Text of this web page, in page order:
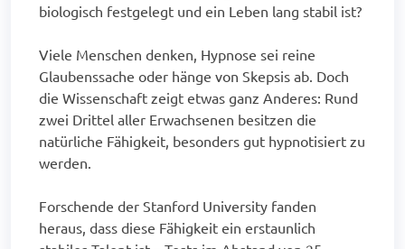
biologisch festgelegt und ein Leben lang stabil ist?
Viele Menschen denken, Hypnose sei reine
Glaubenssache oder hänge von Skepsis ab. Doch
die Wissenschaft zeigt etwas ganz Anderes: Rund
zwei Drittel aller Erwachsenen besitzen die
natürliche Fähigkeit, besonders gut hypnotisiert zu
werden.
Forschende der Stanford University fanden
heraus, dass diese Fähigkeit ein erstaunlich